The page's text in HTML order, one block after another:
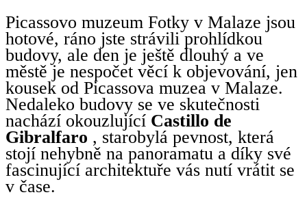
Picassovo muzeum Fotky v Malaze jsou
hotové, ráno jste strávili prohlídkou
budovy, ale den je ještě dlouhý a ve
městě je nespočet věcí k objevování, jen
kousek od Picassova muzea v Malaze.
Nedaleko budovy se ve skutečnosti
nachází okouzlující Castillo de
Gibralfaro , starobylá pevnost, která
stojí nehybně na panoramatu a díky své
fascinující architektuře vás nutí vrátit se
v čase.